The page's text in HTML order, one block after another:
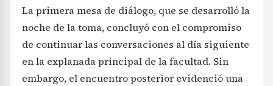
La primera mesa de diálogo, que se desarrolló la
noche de la toma, concluyó con el compromiso
de continuar las conversaciones al día siguiente
en la explanada principal de la facultad. Sin
embargo, el encuentro posterior evidenció una